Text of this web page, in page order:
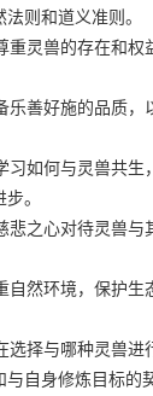
则和道义准则。
重灵兽的存在和权
乐善好施的品质，
习如何与灵兽共生
。
悲之心对待灵兽与
自然环境，保护生
选择与哪种灵兽进
自身修炼目标的